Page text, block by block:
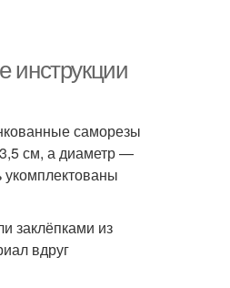
инструкции
саморезы
см, а диаметр —
заклёпками из
вдруг